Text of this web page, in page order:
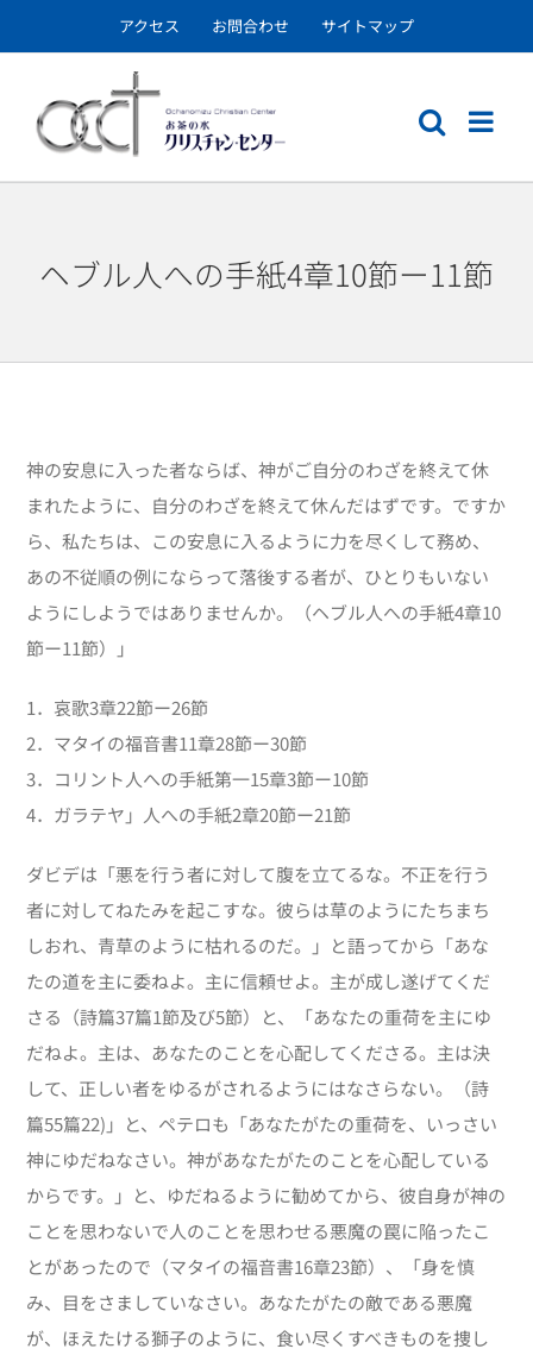
to
アクセス お問合わせ サイトマップ
ヘブル人への手紙4章10節ー11節
神の安息に入った者ならば、神がご自分のわざを終えて休
まれたように、自分のわざを終えて休んだはずです。ですか
ら、私たちは、この安息に入るように力を尽くして務め、
あの不従順の例にならって落後する者が、ひとりもいない
ようにしようではありませんか。（ヘブル人への手紙4章10
節ー11節）」
1．哀歌3章22節ー26節
2．マタイの福音書11章28節ー30節
3．コリント人への手紙第一15章3節ー10節
4．ガラテヤ」人への手紙2章20節ー21節
ダビデは「悪を行う者に対して腹を立てるな。不正を行う
者に対してねたみを起こすな。彼らは草のようにたちまち
しおれ、青草のように枯れるのだ。」と語ってから「あな
たの道を主に委ねよ。主に信頼せよ。主が成し遂げてくだ
さる（詩篇37篇1節及び5節）と、「あなたの重荷を主にゆ
だねよ。主は、あなたのことを心配してくださる。主は決
して、正しい者をゆるがされるようにはなさらない。（詩
篇55篇22)」と、ペテロも「あなたがたの重荷を、いっさい
神にゆだねなさい。神があなたがたのことを心配している
からです。」と、ゆだねるように勧めてから、彼自身が神の
ことを思わないで人のことを思わせる悪魔の罠に陥ったこ
とがあったので（マタイの福音書16章23節）、「身を慎
み、目をさましていなさい。あなたがたの敵である悪魔
が、ほえたける獅子のように、食い尽くすべきものを捜し